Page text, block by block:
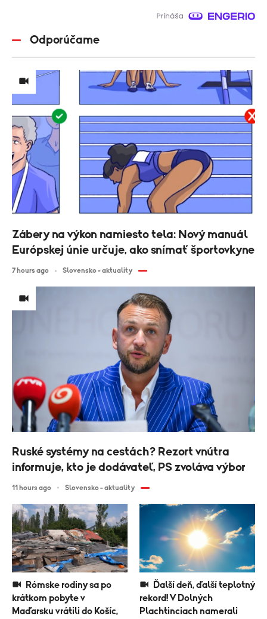
Odporúčame
Zábery na výkon namiesto tela: Nový manuál
Európskej únie určuje, ako snímať športovkyne
7 hours ago Slovensko - aktuality
Ruské systémy na cestách? Rezort vnútra
informuje, kto je dodávateľ, PS zvoláva výbor
11 hours ago Slovensko - aktuality
krátkom pobyte v
Maďarsku vrátili do Košíc,
rekord! V Dolných
Plachtinciach namerali